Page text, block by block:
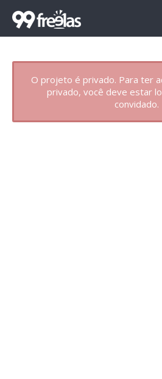
O projeto é privado. Para ter
privado, você deve estar
convidado.